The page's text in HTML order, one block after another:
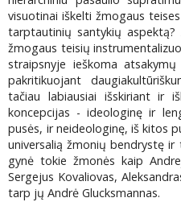
visuotinai iškelti žmogaus
tarptautinių santykių
žmogaus teisių
straipsnyje ieškoma
pakritikuojant
tačiau labiausiai išskiriant ir
koncepcijas - ideologinę ir
pusės, ir neideologinę, iš kitos
universalią žmonių bendrystę
gynė tokie žmonės kaip
Sergejus Kovaliovas,
tarp jų Andrė Glucksmannas.